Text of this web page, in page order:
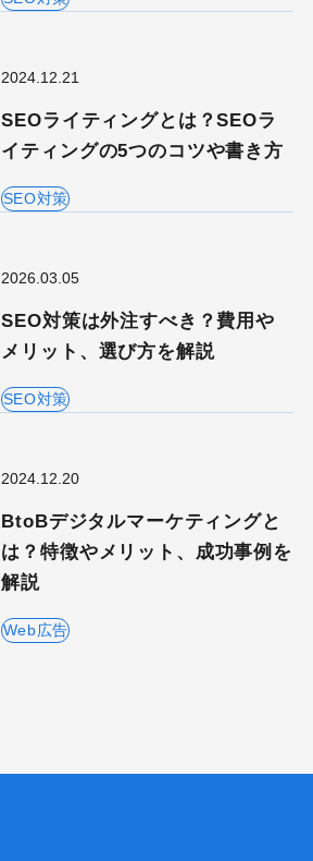
2024.12.21
SEOライティングとは？SEOラ
イティングの5つのコツや書き方
SEO対策
2026.03.05
SEO対策は外注すべき？費用や
メリット、選び方を解説
SEO対策
2024.12.20
BtoBデジタルマーケティングと
は？特徴やメリット、成功事例を
解説
Web広告